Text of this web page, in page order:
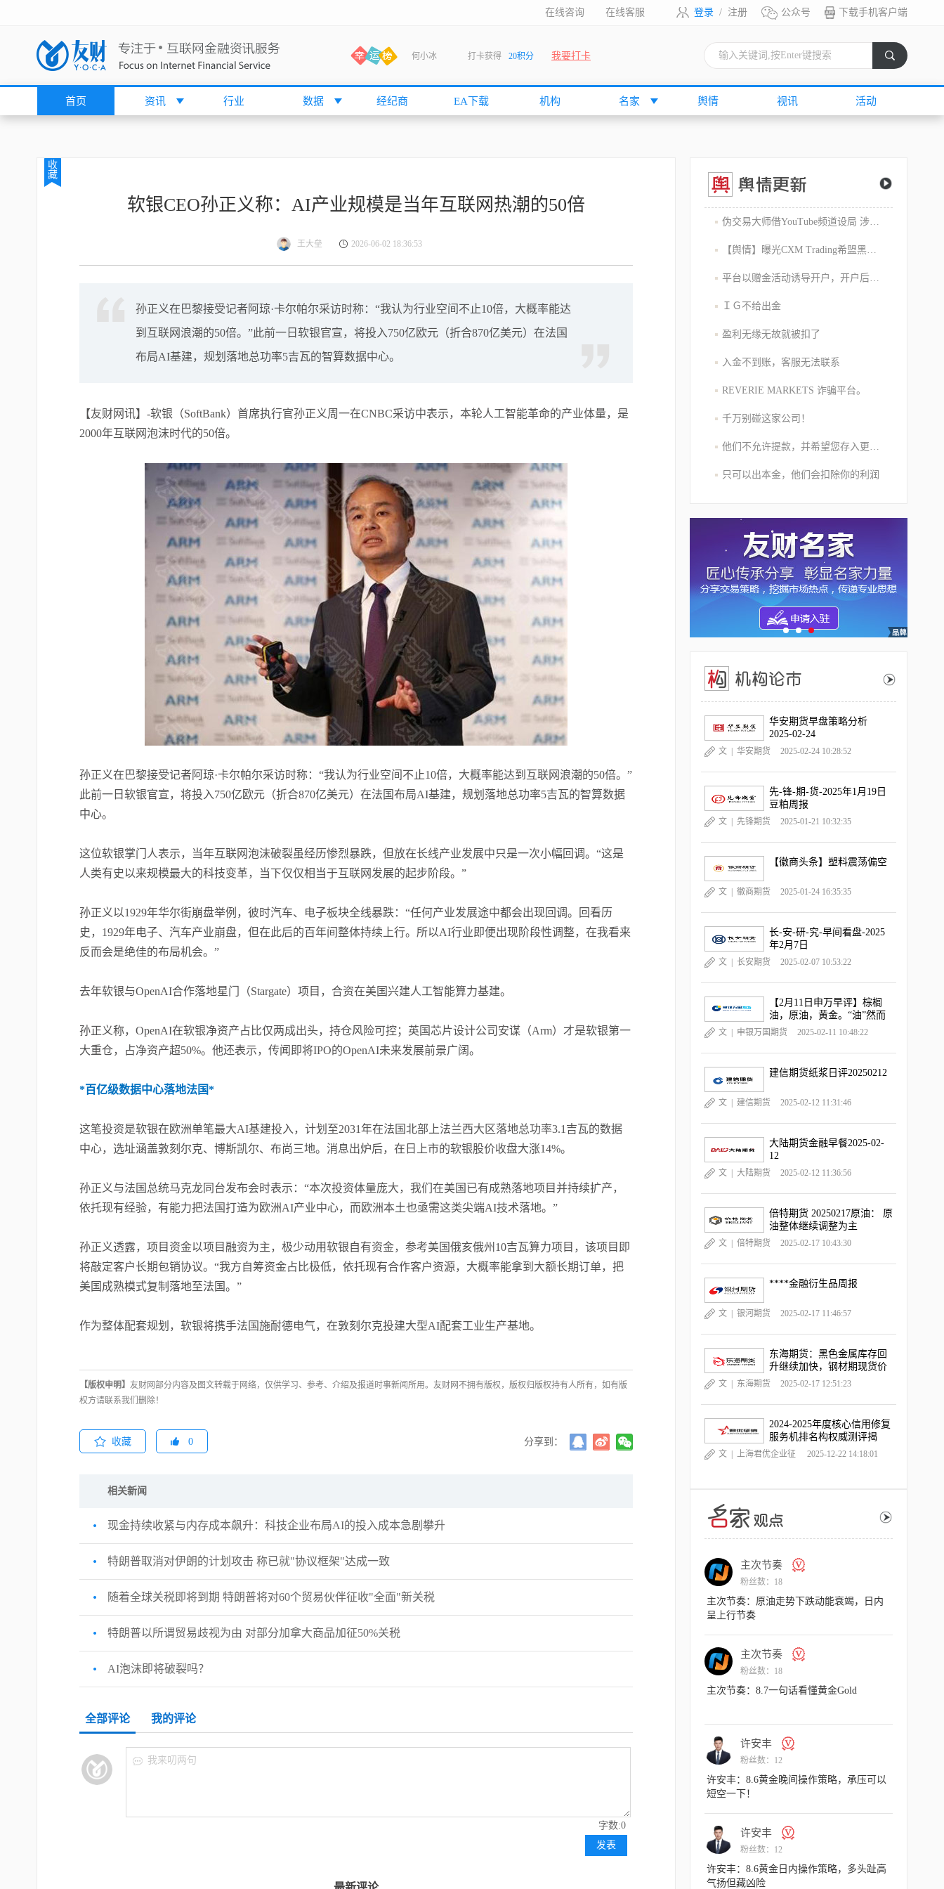
登录 / 注册 公众号 下载手机客户端
在线咨询 在线客服
何小冰 打卡获得 20积分
打卡获得
袁友江 打卡获得 15积分
cccccccccc
袁友江 打卡获得 10积分
张尧浠 打卡获得 20积分
袁友江 打卡获得 20积分
何小冰 打卡获得 10积分
张尧浠 打卡获得
何小冰 打卡获得 15积分
张尧浠 打卡获得 15积分
张尧浠 10积分
袁友江 打卡获得
张尧浠 打卡获得
袁友江 打卡获得
张尧浠 打卡获得
何小冰 打卡获得 10积分
张尧浠 打卡获得
我要打卡
首页 资讯 行业 数据 经纪商 EA下载 机构 名家 舆情 视讯 活动
收
藏
软银CEO孙正义称：AI产业规模是当年互联网热潮的50倍
王大垒 2026-06-02 18:36:53
孙正义在巴黎接受记者阿琼·卡尔帕尔采访时称：“我认为行业空间不止10倍，大概率能达
到互联网浪潮的50倍。”此前一日软银官宣，将投入750亿欧元（折合870亿美元）在法国
布局AI基建，规划落地总功率5吉瓦的智算数据中心。
【友财网讯】-软银（SoftBank）首席执行官孙正义周一在CNBC采访中表示，本轮人工智能革命的产业体量，是
2000年互联网泡沫时代的50倍。
孙正义在巴黎接受记者阿琼·卡尔帕尔采访时称：“我认为行业空间不止10倍，大概率能达到互联网浪潮的50倍。”
此前一日软银官宣，将投入750亿欧元（折合870亿美元）在法国布局AI基建，规划落地总功率5吉瓦的智算数据
中心。
这位软银掌门人表示，当年互联网泡沫破裂虽经历惨烈暴跌，但放在长线产业发展中只是一次小幅回调。“这是
人类有史以来规模最大的科技变革，当下仅仅相当于互联网发展的起步阶段。”
孙正义以1929年华尔街崩盘举例，彼时汽车、电子板块全线暴跌：“任何产业发展途中都会出现回调。回看历
史，1929年电子、汽车产业崩盘，但在此后的百年间整体持续上行。所以AI行业即便出现阶段性调整，在我看来
反而会是绝佳的布局机会。”
去年软银与OpenAI合作落地星门（Stargate）项目，合资在美国兴建人工智能算力基建。
孙正义称，OpenAI在软银净资产占比仅两成出头，持仓风险可控；英国芯片设计公司安谋（Arm）才是软银第一
大重仓，占净资产超50%。他还表示，传闻即将IPO的OpenAI未来发展前景广阔。
*百亿级数据中心落地法国*
这笔投资是软银在欧洲单笔最大AI基建投入，计划至2031年在法国北部上法兰西大区落地总功率3.1吉瓦的数据
中心，选址涵盖敦刻尔克、博斯凯尔、布尚三地。消息出炉后，在日上市的软银股价收盘大涨14%。
孙正义与法国总统马克龙同台发布会时表示：“本次投资体量庞大，我们在美国已有成熟落地项目并持续扩产，
依托现有经验，有能力把法国打造为欧洲AI产业中心，而欧洲本土也亟需这类尖端AI技术落地。”
孙正义透露，项目资金以项目融资为主，极少动用软银自有资金，参考美国俄亥俄州10吉瓦算力项目，该项目即
将敲定客户长期包销协议。“我方自筹资金占比极低，依托现有合作客户资源，大概率能拿到大额长期订单，把
美国成熟模式复制落地至法国。”
作为整体配套规划，软银将携手法国施耐德电气，在敦刻尔克投建大型AI配套工业生产基地。
【版权申明】 友财网部分内容及图文转载于网络，仅供学习、参考、介绍及报道时事新闻所用。友财网不拥有版权，版权归版权持有人所有，如有版
权方请联系我们删除！
收藏 0 分享到：
相关新闻
现金持续收紧与内存成本飙升：科技企业布局AI的投入成本急剧攀升
特朗普取消对伊朗的计划攻击 称已就"协议框架"达成一致
随着全球关税即将到期 特朗普将对60个贸易伙伴征收"全面"新关税
特朗普以所谓贸易歧视为由 对部分加拿大商品加征50%关税
AI泡沫即将破裂吗？
全部评论 我的评论
字数:0
我来叨两句
发表
伪交易大师借YouTube频道设局 涉嫌1800万美元庞氏骗局
【舆情】曝光CXM Trading希盟黑幕：平台擅自下单 异常交易致30多万美金账户爆仓 客户资金遭无故转移
平台以赠金活动诱导开户，开户后入金容易出金难，难细究
ＩＧ不给出金
盈利无缘无故就被扣了
入金不到账，客服无法联系
REVERIE MARKETS 诈骗平台。
千万别碰这家公司！
他们不允许提款，并希望您存入更多的资金
只可以出本金，他们会扣除你的利润
华安期货早盘策略分析
2025-02-24
文 | 华安期货 2025-02-24 10:28:52
先-锋-期-货-2025年1月19日
豆粕周报
文 | 先锋期货 2025-01-21 10:32:35
【徽商头条】塑料震荡偏空
文 | 徽商期货 2025-01-24 16:35:35
长-安-研-究-早间看盘-2025
年2月7日
文 | 长安期货 2025-02-07 10:53:22
【2月11日申万早评】棕榈
油，原油，黄金。“油”然而
升，“金金”乐道
文 | 申银万国期货 2025-02-11 10:48:22
建信期货纸浆日评20250212
文 | 建信期货 2025-02-12 11:31:46
大陆期货金融早餐2025-02-
12
文 | 大陆期货 2025-02-12 11:36:56
倍特期货 20250217原油： 原
油整体继续调整为主
文 | 倍特期货 2025-02-17 10:43:30
****金融衍生品周报
文 | 银河期货 2025-02-17 11:46:57
东海期货：黑色金属库存回
升继续加快，钢材期现货价
格跌幅扩大
文 | 东海期货 2025-02-17 12:51:23
2024-2025年度核心信用修复
服务机排名构权威测评揭
晓，《中国晨报》独家深度
文 | 上海君优企业征
2025-12-22 14:18:01
交易熵 Vision Trade 2026.08.10 Va
主次节奏：原油走势日内区间向下运行
许安丰：8.10黄金早盘操作策略，金价承
主次节奏：8.10一句话看懂黄金Gold
许安丰：8.7黄金非农数据爆冷，
薛晓庆：黄金，已重回上涨结构
许安丰：8.7黄金日内操作策略，
交易熵 Vision Trade 2026.08.07 Va